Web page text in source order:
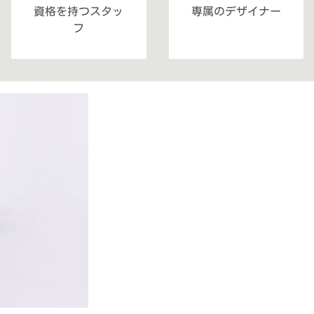
資格を持つスタッ
フ
専属のデザイナー